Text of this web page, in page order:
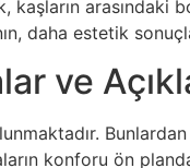
kaşların
daha estetik
ve
konforu ön